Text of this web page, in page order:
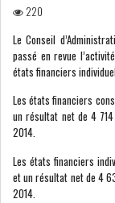
POLITIQUE
ELECTIONS
DIVERS
220
Le Conseil
passé en revue
états financiers
Les états financiers
un résultat net de 4
2014.
Les états financiers
et un résultat net de 4
2014.